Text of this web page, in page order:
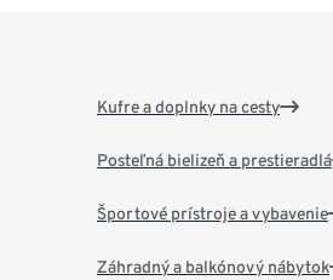
Kufre a doplnky na cesty
Posteľná bielizeň a prestieradlá
Športové prístroje a vybavenie
Záhradný a balkónový nábytok